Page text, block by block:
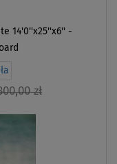
14'0''x25''x6'' -
zł